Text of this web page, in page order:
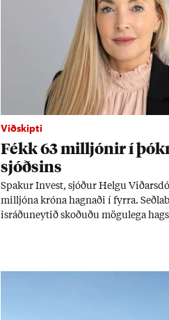
Viðskipti
Fékk 63 millj­ón­ir í
sjóðs­ins
Spak­ur In­vest, sjóð­ur Helgu
millj­óna króna hagn­aði í fyrra.
is­ráðu­neyt­ið skoð­uðu mögu­lega